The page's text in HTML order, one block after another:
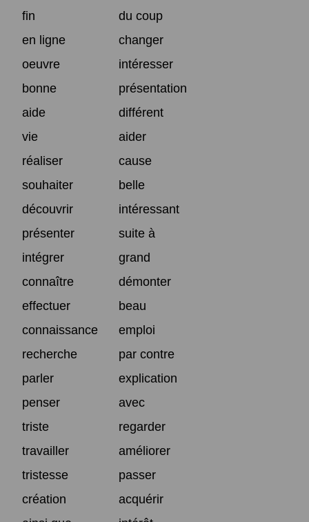
fin
du coup
en ligne
changer
oeuvre
intéresser
bonne
présentation
aide
différent
vie
aider
réaliser
cause
souhaiter
belle
découvrir
intéressant
présenter
suite à
intégrer
grand
connaître
démonter
effectuer
beau
connaissance
emploi
recherche
par contre
parler
explication
penser
avec
triste
regarder
travailler
améliorer
tristesse
passer
création
acquérir